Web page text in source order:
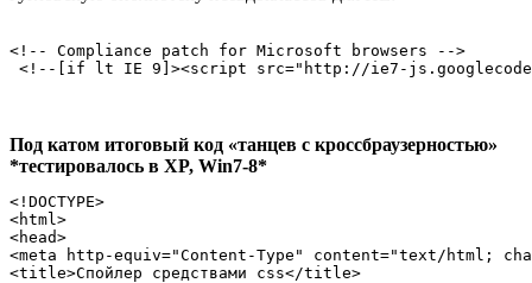
<!-- Compliance patch for Microsoft browsers -->
Под катом итоговый код «танцев c кроссбраузерностью»
*тестировалось в ХP, Win7-8*
<!DOCTYPE>
<html>
<head>
<meta http-equiv="Content-Type" content="text/html;
<title>Cпойлер средствами css</title>